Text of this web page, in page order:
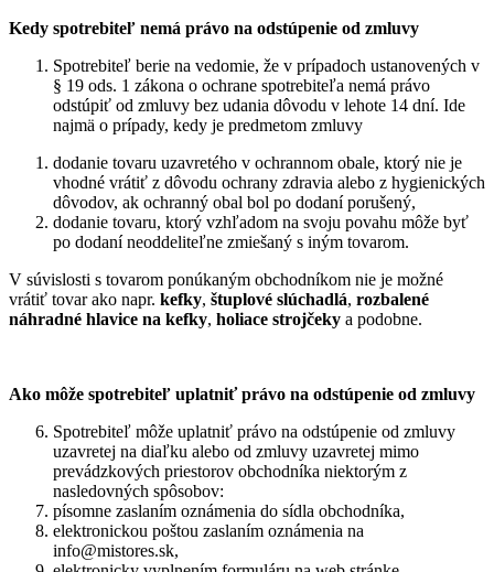
Kedy spotrebiteľ nemá právo na odstúpenie od zmluvy
Spotrebiteľ berie na vedomie, že v prípadoch ustanovených v
§ 19 ods. 1 zákona o ochrane spotrebiteľa nemá právo
odstúpiť od zmluvy bez udania dôvodu v lehote 14 dní. Ide
najmä o prípady, kedy je predmetom zmluvy
dodanie tovaru uzavretého v ochrannom obale, ktorý nie je
vhodné vrátiť z dôvodu ochrany zdravia alebo z hygienických
dôvodov, ak ochranný obal bol po dodaní porušený,
dodanie tovaru, ktorý vzhľadom na svoju povahu môže byť
po dodaní neoddeliteľne zmiešaný s iným tovarom.
V súvislosti s tovarom ponúkaným obchodníkom nie je možné
vrátiť tovar ako napr. kefky, štuplové slúchadlá, rozbalené
náhradné hlavice na kefky, holiace strojčeky a podobne.
Ako môže spotrebiteľ uplatniť právo na odstúpenie od zmluvy
Spotrebiteľ môže uplatniť právo na odstúpenie od zmluvy
uzavretej na diaľku alebo od zmluvy uzavretej mimo
prevádzkových priestorov obchodníka niektorým z
nasledovných spôsobov:
písomne zaslaním oznámenia do sídla obchodníka,
elektronickou poštou zaslaním oznámenia na
info@mistores.sk,